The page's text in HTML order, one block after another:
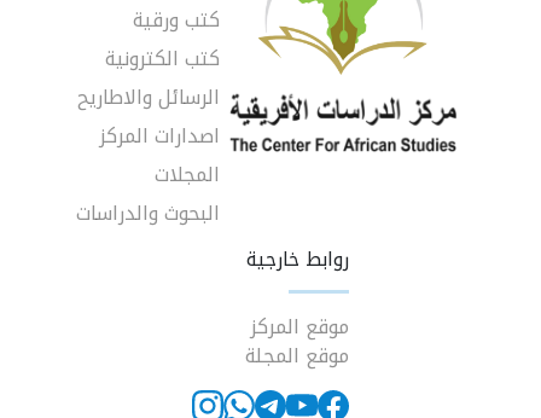
كتب ورقية
كتب الكترونية
الرسائل والاطاريح
اصدارات المركز